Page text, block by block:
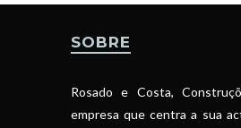
SOBRE
Rosado e Costa,
empresa que centra a sua